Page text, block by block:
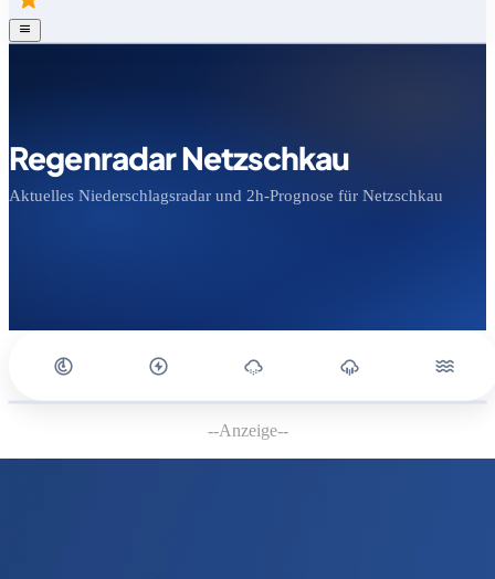
Regenradar Netzschkau
Aktuelles Niederschlagsradar und 2h-Prognose für Netzschkau
--Anzeige--